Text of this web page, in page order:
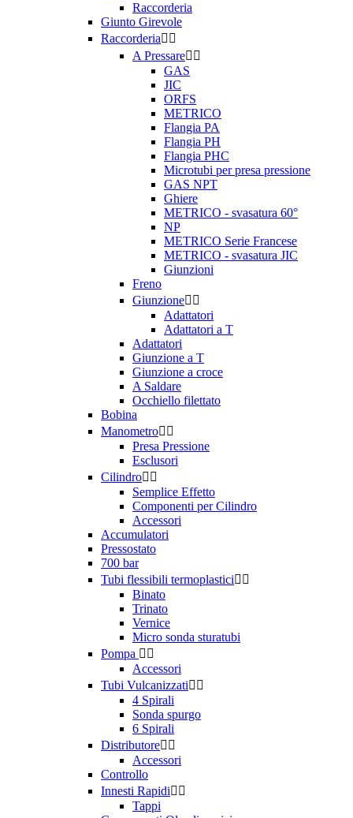
Raccorderia
Giunto Girevole
Raccorderia 
A Pressare 
GAS
JIC
ORFS
METRICO
Flangia PA
Flangia PH
Flangia PHC
Microtubi per presa pressione
GAS NPT
Ghiere
METRICO - svasatura 60°
NP
METRICO Serie Francese
METRICO - svasatura JIC
Giunzioni
Freno
Giunzione 
Adattatori
Adattatori a T
Adattatori
Giunzione a T
Giunzione a croce
A Saldare
Occhiello filettato
Bobina
Manometro 
Presa Pressione
Esclusori
Cilindro 
Semplice Effetto
Componenti per Cilindro
Accessori
Accumulatori
Pressostato
700 bar
Tubi flessibili termoplastici 
Binato
Trinato
Vernice
Micro sonda sturatubi
Pompa  
Accessori
Tubi Vulcanizzati 
4 Spirali
Sonda spurgo
6 Spirali
Distributore 
Accessori
Controllo
Innesti Rapidi 
Tappi